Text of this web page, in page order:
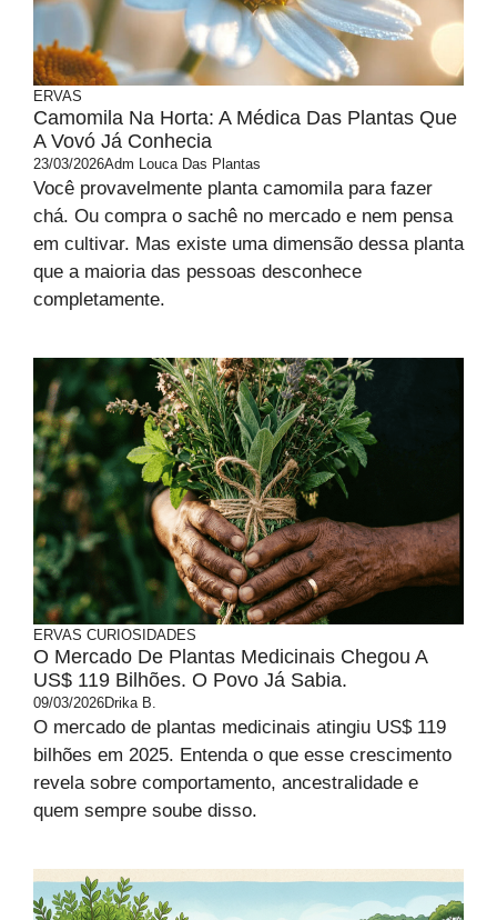
ERVAS
Camomila Na Horta: A Médica Das Plantas Que
A Vovó Já Conhecia
23/03/2026Adm Louca Das Plantas
Você provavelmente planta camomila para fazer
chá. Ou compra o sachê no mercado e nem pensa
em cultivar. Mas existe uma dimensão dessa planta
que a maioria das pessoas desconhece
completamente.
ERVAS CURIOSIDADES
O Mercado De Plantas Medicinais Chegou A
US$ 119 Bilhões. O Povo Já Sabia.
09/03/2026Drika B.
O mercado de plantas medicinais atingiu US$ 119
bilhões em 2025. Entenda o que esse crescimento
revela sobre comportamento, ancestralidade e
quem sempre soube disso.